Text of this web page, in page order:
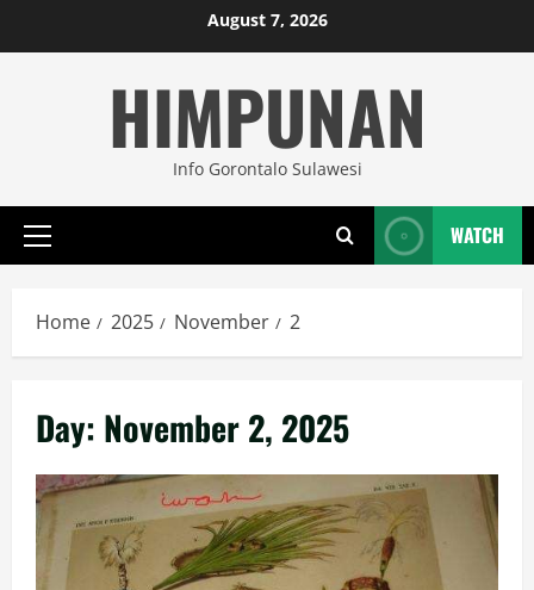
to
August 7, 2026
HIMPUNAN
Info Gorontalo Sulawesi
Primary
WATCH
Home 2025 November 2
Day: November 2, 2025